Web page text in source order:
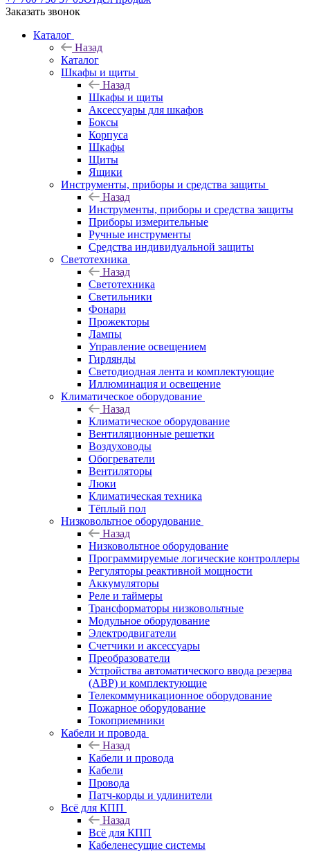
Заказать звонок
Каталог
Назад
Каталог
Шкафы и щиты
Назад
Шкафы и щиты
Аксессуары для шкафов
Боксы
Корпуса
Шкафы
Щиты
Ящики
Инструменты, приборы и средства защиты
Назад
Инструменты, приборы и средства защиты
Приборы измерительные
Ручные инструменты
Средства индивидуальной защиты
Светотехника
Назад
Светотехника
Светильники
Фонари
Прожекторы
Лампы
Управление освещением
Гирлянды
Светодиодная лента и комплектующие
Иллюминация и освещение
Климатическое оборудование
Назад
Климатическое оборудование
Вентиляционные решетки
Воздуховоды
Обогреватели
Вентиляторы
Люки
Климатическая техника
Тёплый пол
Низковольтное оборудование
Назад
Низковольтное оборудование
Программируемые логические контроллеры
Регуляторы реактивной мощности
Аккумуляторы
Реле и таймеры
Трансформаторы низковольтные
Модульное оборудование
Электродвигатели
Счетчики и аксессуары
Преобразователи
Устройства автоматического ввода резерва
(АВР) и комплектующие
Телекоммуникационное оборудование
Пожарное оборудование
Токоприемники
Кабели и провода
Назад
Кабели и провода
Кабели
Провода
Патч-корды и удлинители
Всё для КПП
Назад
Всё для КПП
Кабеленесущие системы